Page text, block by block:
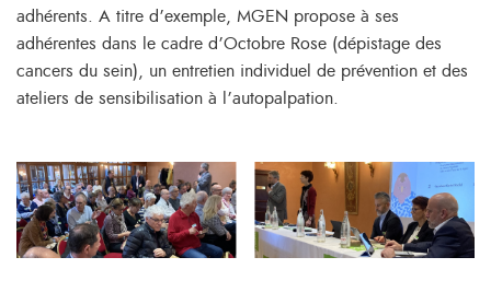
adhérents. A titre d’exemple, MGEN propose à ses
adhérentes dans le cadre d’Octobre Rose (dépistage des
cancers du sein), un entretien individuel de prévention et des
ateliers de sensibilisation à l’autopalpation.